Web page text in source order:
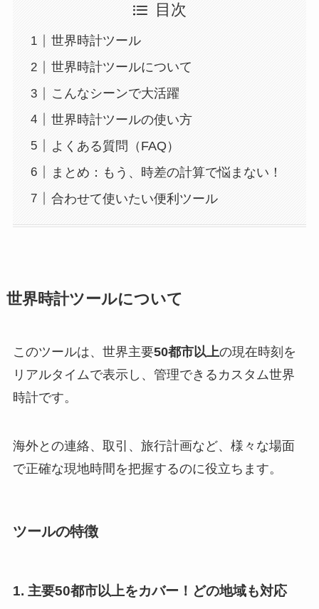
目次
世界時計ツール
世界時計ツールについて
こんなシーンで大活躍
世界時計ツールの使い方
よくある質問（FAQ）
まとめ：もう、時差の計算で悩まない！
合わせて使いたい便利ツール
世界時計ツールについて
このツールは、世界主要50都市以上の現在時刻を
リアルタイムで表示し、管理できるカスタム世界
時計です。
海外との連絡、取引、旅行計画など、様々な場面
で正確な現地時間を把握するのに役立ちます。
ツールの特徴
1. 主要50都市以上をカバー！どの地域も対応